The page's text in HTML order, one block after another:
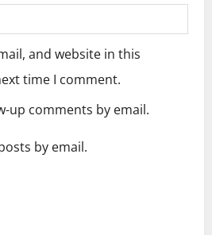
and website in this
time I comment.
up comments by email.
by email.